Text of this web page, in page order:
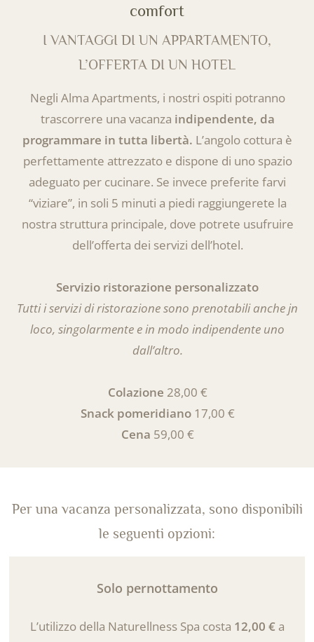
comfort
I VANTAGGI DI UN APPARTAMENTO,
L’OFFERTA DI UN HOTEL
Negli Alma Apartments, i nostri ospiti potranno
trascorrere una vacanza indipendente, da
programmare in tutta libertà. L’angolo cottura è
perfettamente attrezzato e dispone di uno spazio
adeguato per cucinare. Se invece preferite farvi
“viziare”, in soli 5 minuti a piedi raggiungerete la
nostra struttura principale, dove potrete usufruire
dell’offerta dei servizi dell’hotel.
Servizio ristorazione personalizzato
Tutti i servizi di ristorazione sono prenotabili anche jn
loco, singolarmente e in modo indipendente uno
dall’altro.
Colazione 28,00 €
Snack pomeridiano 17,00 €
Cena 59,00 €
Per una vacanza personalizzata, sono disponibili
le seguenti opzioni:
Solo pernottamento
L’utilizzo della Naturellness Spa costa 12,00 € a